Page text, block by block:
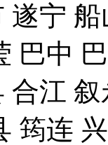
遂宁
巴中
合江
筠连